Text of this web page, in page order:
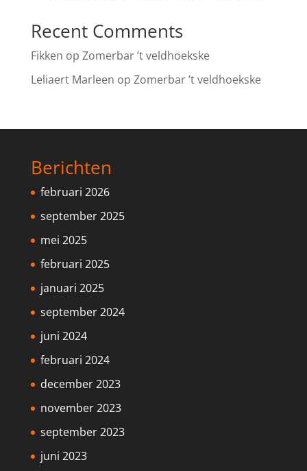
Recent Comments
Fikken op Zomerbar ’t veldhoekske
Leliaert Marleen op Zomerbar ’t veldhoekske
Berichten
februari 2026
september 2025
mei 2025
februari 2025
januari 2025
september 2024
juni 2024
februari 2024
december 2023
november 2023
september 2023
juni 2023